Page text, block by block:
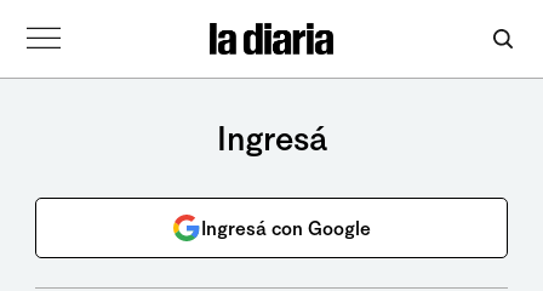
Ingresá
Ingresá con Google